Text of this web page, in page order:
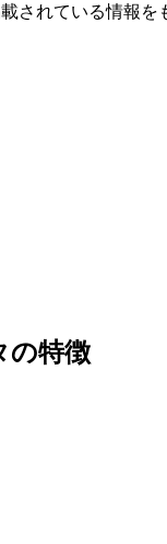
されている情報
の特徴